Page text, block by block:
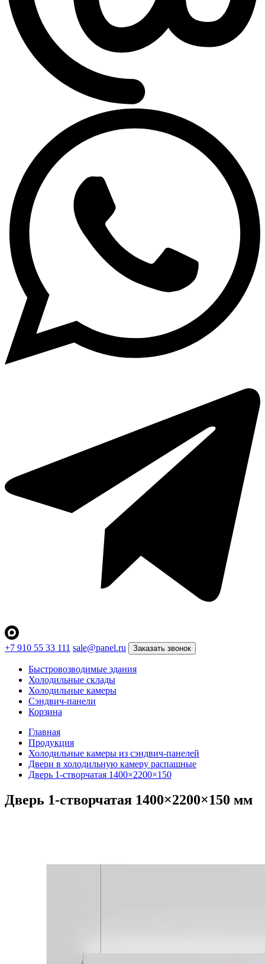
+7 910 55 33 111 sale@panel.ru Заказать звонок
Быстровозводимые здания
Холодильные склады
Холодильные камеры
Сэндвич-панели
Корзина
Главная
Продукция
Холодильные камеры из сэндвич-панелей
Двери в холодильную камеру распашные
Дверь 1-створчатая 1400×2200×150
Дверь 1-створчатая 1400×2200×150 мм